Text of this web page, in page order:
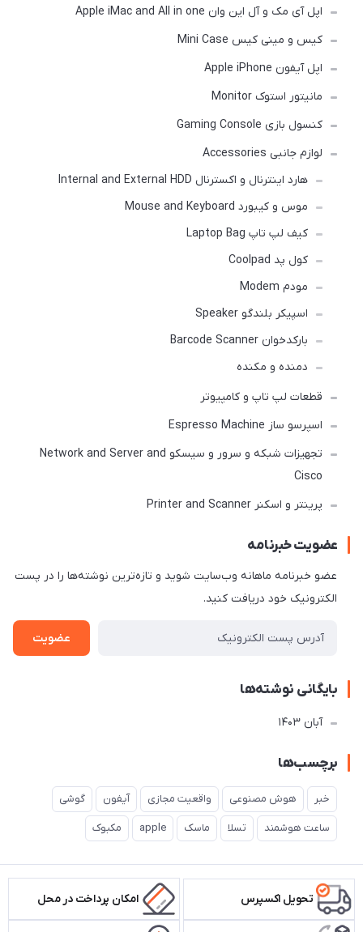
اپل آی مک و آل این وان Apple iMac and All in one
کیس و مینی کیس Mini Case
اپل آیفون Apple iPhone
مانیتور استوک Monitor
کنسول بازی Gaming Console
لوازم جانبی Accessories
هارد اینترنال و اکسترنال Internal and External HDD
موس و کیبورد Mouse and Keyboard
کیف لپ تاپ Laptop Bag
کول پد Coolpad
مودم Modem
اسپیکر بلندگو Speaker
بارکدخوان Barcode Scanner
دمنده و مکنده
قطعات لپ تاپ و کامپیوتر
اسپرسو ساز Espresso Machine
تجهیزات شبکه و سرور و سیسکو Network and Server and
Cisco
پرینتر و اسکنر Printer and Scanner
عضویت خبرنامه
عضو خبرنامه ماهانه وب‌سایت شوید و تازه‌ترین نوشته‌ها را در پست
الکترونیک خود دریافت کنید.
عضویت
بایگانی نوشته‌ها
آبان 1403
برچسب‌ها
خبر هوش مصنوعی واقعیت مجازی آیفون گوشی
ساعت هوشمند تسلا ماسک apple مکبوک
تحویل اکسپرس امکان پرداخت در محل